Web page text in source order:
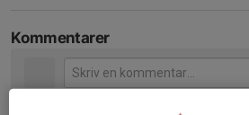
Kommentarer